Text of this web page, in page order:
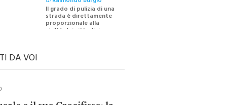
diRaimondo Burgio
Il grado di pulizia di una
strada è direttamente
proporzionale alla
DA VOI